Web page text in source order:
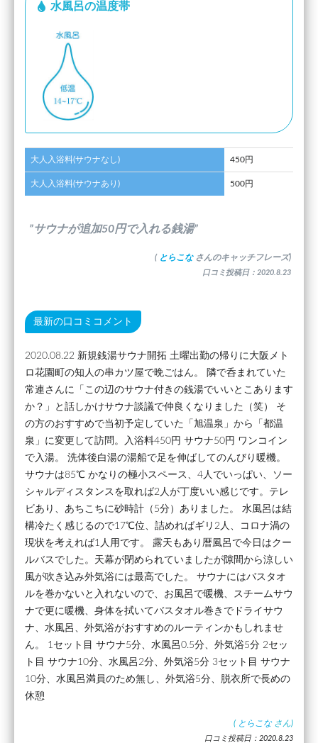
水風呂の温度帯
大人入浴料(サウナなし) 450円
大人入浴料(サウナあり) 500円
”サウナが追加50円で入れる銭湯”
( とらこな さんのキャッチフレーズ)
口コミ投稿日：2020.8.23
最新の口コミコメント
2020.08.22 新規銭湯サウナ開拓 土曜出勤の帰りに大阪メト
ロ花園町の知人の串カツ屋で晩ごはん。 隣で呑まれていた
常連さんに「この辺のサウナ付きの銭湯でいいとこあります
か？」と話しかけサウナ談議で仲良くなりました（笑） そ
の方のおすすめで当初予定していた「旭温泉」から「都温
泉」に変更して訪問。入浴料450円 サウナ50円 ワンコイン
で入湯。 洗体後白湯の湯船で足を伸ばしてのんびり暖機。
サウナは85℃ かなりの極小スペース、4人でいっぱい、ソー
シャルディスタンスを取れば2人が丁度いい感じです。テレ
ビあり、あちこちに砂時計（5分）ありました。 水風呂は結
構冷たく感じるので17℃位、詰めればギリ2人、コロナ渦の
現状を考えれば1人用です。 露天もあり暦風呂で今日はクー
ルバスでした。天幕が閉められていましたが隙間から涼しい
風が吹き込み外気浴には最高でした。 サウナにはバスタオ
ルを巻かないと入れないので、お風呂で暖機、スチームサウ
ナで更に暖機、身体を拭いてバスタオル巻きでドライサウ
ナ、水風呂、外気浴がおすすめのルーティンかもしれませ
ん。 1セット目 サウナ5分、水風呂0.5分、外気浴5分 2セッ
ト目 サウナ10分、水風呂2分、外気浴5分 3セット目 サウナ
10分、水風呂満員のため無し、外気浴5分、脱衣所で長めの
休憩
( とらこな さん)
口コミ投稿日：2020.8.23